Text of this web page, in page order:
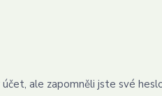
ale zapomněli jste své